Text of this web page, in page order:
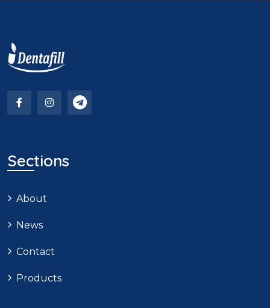
Sections
About
News
Contact
Products